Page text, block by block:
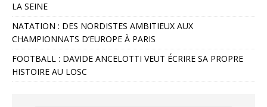
LA SEINE
NATATION : DES NORDISTES AMBITIEUX AUX
CHAMPIONNATS D’EUROPE À PARIS
FOOTBALL : DAVIDE ANCELOTTI VEUT ÉCRIRE SA PROPRE
HISTOIRE AU LOSC